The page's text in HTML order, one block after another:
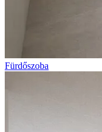
Fürdőszoba